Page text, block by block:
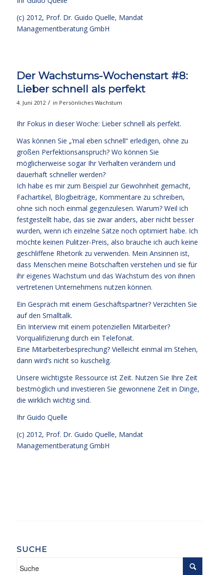
(c) 2012, Prof. Dr. Guido Quelle, Mandat
Managementberatung GmbH
Der Wachstums-Wochenstart #8:
Lieber schnell als perfekt
4. Juni 2012 / in Persönliches Wachstum
Ihr Fokus in dieser Woche: Lieber schnell als perfekt.
Was können Sie „‘mal eben schnell“ erledigen, ohne zu
großen Perfektionsanspruch? Wo können Sie
möglicherweise sogar Ihr Verhalten verändern und
dauerhaft schneller werden?
Ich habe es mir zum Beispiel zur Gewohnheit gemacht,
Fachartikel, Blogbeiträge, Kommentare zu schreiben,
ohne sich noch einmal gegenzulesen. Warum? Weil ich
festgestellt habe, das sie zwar anders, aber nicht besser
wurden, wenn ich einzelne Sätze noch optimiert habe. Ich
möchte keinen Pulitzer-Preis, also brauche ich auch keine
geschliffene Rhetorik zu verwenden. Mein Ansinnen ist,
dass Menschen meine Botschaften verstehen und sie für
ihr eigenes Wachstum und das Wachstum des von ihnen
vertretenen Unternehmens nutzen können.
Ein Gespräch mit einem Geschäftspartner? Verzichten Sie
auf den Smalltalk.
Ein Interview mit einem potenziellen Mitarbeiter?
Vorqualifizierung durch ein Telefonat.
Eine Mitarbeiterbesprechung? Vielleicht einmal im Stehen,
dann wird’s nicht so kuschelig.
Unsere wichtigste Ressource ist Zeit. Nutzen Sie Ihre Zeit
bestmöglich und investieren Sie gewonnene Zeit in Dinge,
die wirklich wichtig sind.
Ihr Guido Quelle
(c) 2012, Prof. Dr. Guido Quelle, Mandat
Managementberatung GmbH
SUCHE